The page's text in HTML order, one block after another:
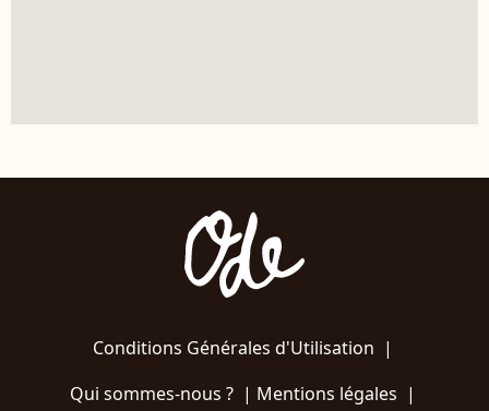
Conditions Générales d'Utilisation |
Qui sommes-nous ?| Mentions légales |